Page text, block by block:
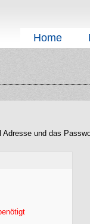
Home
und das